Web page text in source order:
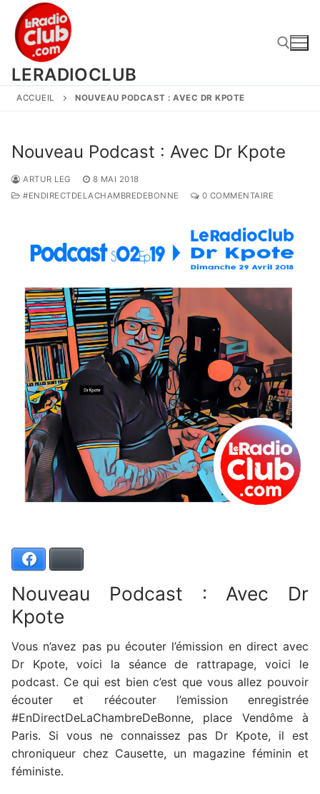
contenu
LERADIOCLUB
Rechercher :
ACCUEIL NOUVEAU PODCAST : AVEC DR KPOTE
Nouveau Podcast : Avec Dr Kpote
ARTUR LEG
8 MAI 2018
#ENDIRECTDELACHAMBREDEBONNE
0 COMMENTAIRE
Nouveau Podcast : Avec Dr
Kpote
Vous n’avez pas pu écouter l’émission en direct avec
Dr Kpote, voici la séance de rattrapage, voici le
podcast. Ce qui est bien c’est que vous allez pouvoir
écouter et réécouter l’emission enregistrée
#EnDirectDeLaChambreDeBonne, place Vendôme à
Paris. Si vous ne connaissez pas Dr Kpote, il est
chroniqueur chez Causette, un magazine féminin et
féministe.